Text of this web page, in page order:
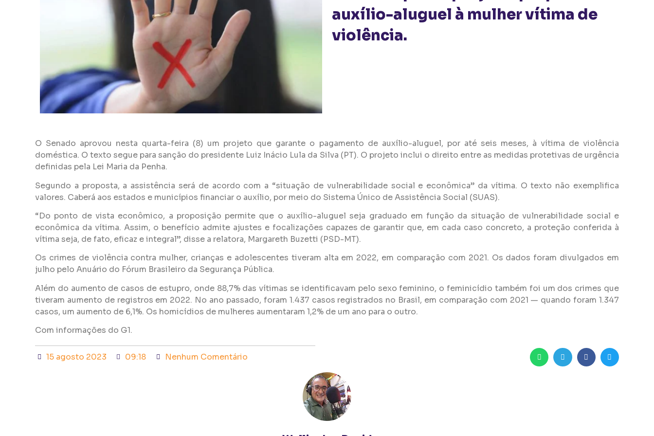
auxílio-aluguel à mulher vítima de
violência.
O Senado aprovou nesta quarta-feira (8) um projeto que garante o pagamento de auxílio-aluguel, por até seis meses, à vítima de violência
doméstica. O texto segue para sanção do presidente Luiz Inácio Lula da Silva (PT). O projeto inclui o direito entre as medidas protetivas de urgência
definidas pela Lei Maria da Penha.
Segundo a proposta, a assistência será de acordo com a “situação de vulnerabilidade social e econômica” da vítima. O texto não exemplifica
valores. Caberá aos estados e municípios financiar o auxílio, por meio do Sistema Único de Assistência Social (SUAS).
“Do ponto de vista econômico, a proposição permite que o auxílio-aluguel seja graduado em função da situação de vulnerabilidade social e
econômica da vítima. Assim, o benefício admite ajustes e focalizações capazes de garantir que, em cada caso concreto, a proteção conferida à
vítima seja, de fato, eficaz e integral”, disse a relatora, Margareth Buzetti (PSD-MT).
Os crimes de violência contra mulher, crianças e adolescentes tiveram alta em 2022, em comparação com 2021. Os dados foram divulgados em
julho pelo Anuário do Fórum Brasileiro da Segurança Pública.
Além do aumento de casos de estupro, onde 88,7% das vítimas se identificavam pelo sexo feminino, o feminicídio também foi um dos crimes que
tiveram aumento de registros em 2022. No ano passado, foram 1.437 casos registrados no Brasil, em comparação com 2021 — quando foram 1.347
casos, um aumento de 6,1%. Os homicídios de mulheres aumentaram 1,2% de um ano para o outro.
Com informações do G1.
15 agosto 2023 09:18 Nenhum Comentário